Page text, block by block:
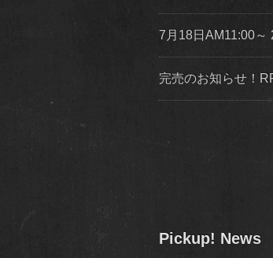
7月18日AM11:00～
完売のお知らせ！
Pickup! News